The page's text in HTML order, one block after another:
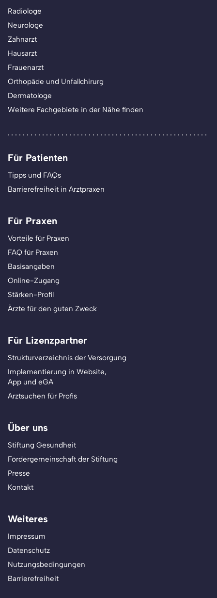
Radiologe
Neurologe
Zahnarzt
Hausarzt
Frauenarzt
Orthopäde und Unfallchirurg
Dermatologe
Weitere Fachgebiete in der Nähe finden
Für Patienten
Tipps und FAQs
Barrierefreiheit in Arztpraxen
Für Praxen
Vorteile für Praxen
FAQ für Praxen
Basisangaben
Online-Zugang
Stärken-Profil
Ärzte für den guten Zweck
Für Lizenzpartner
Strukturverzeichnis der Versorgung
Implementierung in Website,
App und eGA
Arztsuchen für Profis
Über uns
Stiftung Gesundheit
Fördergemeinschaft der Stiftung
Presse
Kontakt
Weiteres
Impressum
Datenschutz
Nutzungsbedingungen
Barrierefreiheit